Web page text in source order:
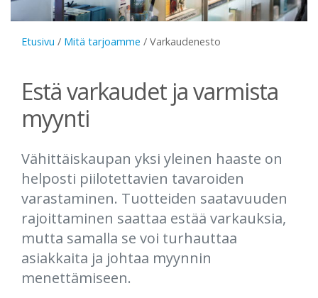
Etusivu / Mitä tarjoamme / Varkaudenesto
Estä varkaudet ja varmista
myynti
Vähittäiskaupan yksi yleinen haaste on
helposti piilotettavien tavaroiden
varastaminen. Tuotteiden saatavuuden
rajoittaminen saattaa estää varkauksia,
mutta samalla se voi turhauttaa
asiakkaita ja johtaa myynnin
menettämiseen.